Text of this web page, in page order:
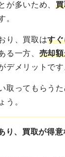
が多いため、
。
り、買取はす
る一方、 売却
デメリットです
取ってもらう
う。
り、買取が得